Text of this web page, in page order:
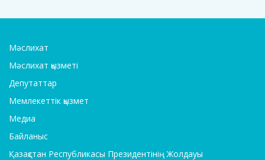
Мәслихат
Мәслихат қызметі
Депутаттар
Мемлекеттік қызмет
Медиа
Байланыс
Қазақстан Республикасы Президентінің Жолдауы